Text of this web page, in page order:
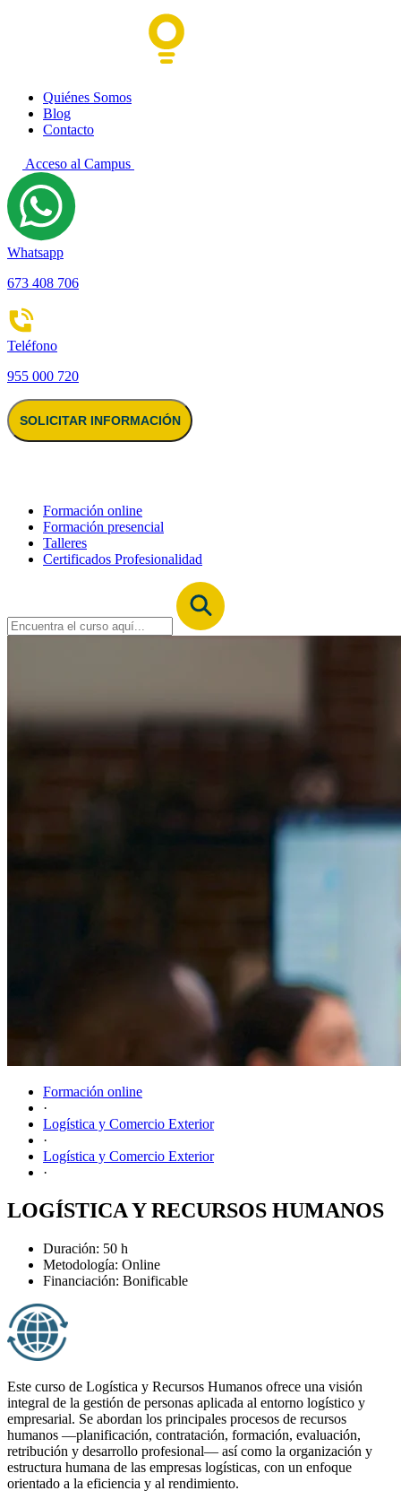
Quiénes Somos
Blog
Contacto
Acceso al Campus
Whatsapp
673 408 706
Teléfono
955 000 720
SOLICITAR INFORMACIÓN
Formación online
Formación presencial
Talleres
Certificados Profesionalidad
Formación online
·
Logística y Comercio Exterior
·
Logística y Comercio Exterior
·
LOGÍSTICA Y RECURSOS HUMANOS
Duración: 50 h
Metodología: Online
Financiación: Bonificable
Este curso de Logística y Recursos Humanos ofrece una visión
integral de la gestión de personas aplicada al entorno logístico y
empresarial. Se abordan los principales procesos de recursos
humanos —planificación, contratación, formación, evaluación,
retribución y desarrollo profesional— así como la organización y
estructura humana de las empresas logísticas, con un enfoque
orientado a la eficiencia y al rendimiento.